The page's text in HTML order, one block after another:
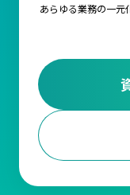
あらゆる業務の一元